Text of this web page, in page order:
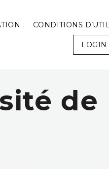
CONDITIONS
LOGIN
VOTRE
de